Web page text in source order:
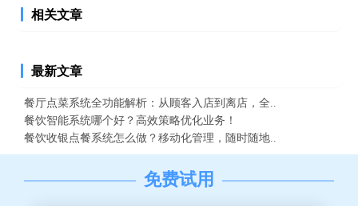
相关文章
最新文章
餐厅点菜系统全功能解析：从顾客入店到离店，全..
餐饮智能系统哪个好？高效策略优化业务！
餐饮收银点餐系统怎么做？移动化管理，随时随地..
免费试用